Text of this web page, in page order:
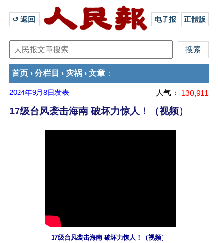
↺ 返回 电子报 正體版
首页 › 分栏目 › 灾祸 › 文章 ：
2024年9月8日 发表 人气： 130,911
17级台风袭击海南 破坏力惊人！（视频）
17级台风袭击海南 破坏力惊人！（视频）